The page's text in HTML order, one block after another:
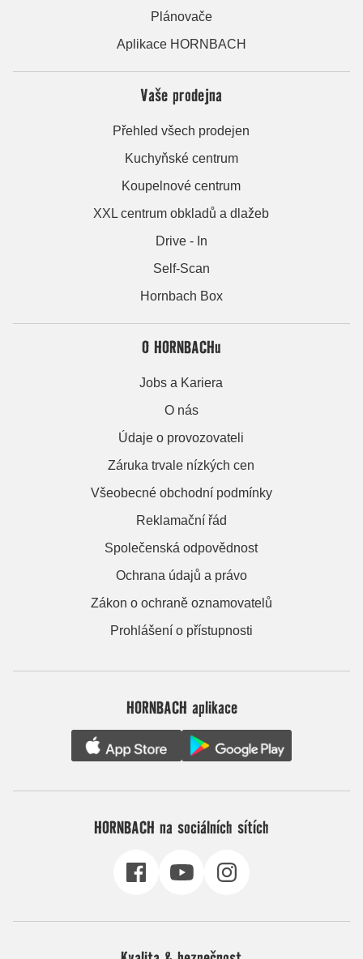
Plánovače
Aplikace HORNBACH
Vaše prodejna
Přehled všech prodejen
Kuchyňské centrum
Koupelnové centrum
XXL centrum obkladů a dlažeb
Drive - In
Self-Scan
Hornbach Box
O HORNBACHu
Jobs a Kariera
O nás
Údaje o provozovateli
Záruka trvale nízkých cen
Všeobecné obchodní podmínky
Reklamační řád
Společenská odpovědnost
Ochrana údajů a právo
Zákon o ochraně oznamovatelů
Prohlášení o přístupnosti
HORNBACH aplikace
HORNBACH na sociálních sítích